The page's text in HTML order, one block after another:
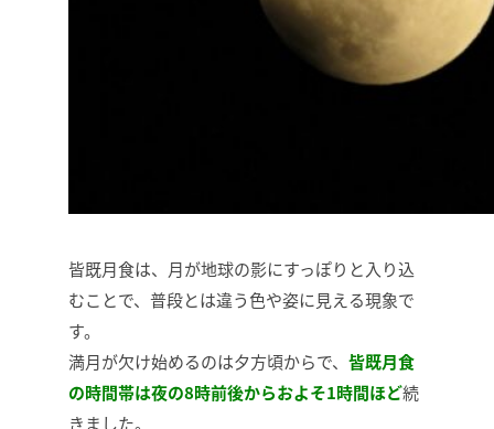
皆既月食は、月が地球の影にすっぽりと入り込
むことで、普段とは違う色や姿に見える現象で
す。
満月が欠け始めるのは夕方頃からで、 皆既月食
の時間帯は夜の8時前後からおよそ1時間ほど続
きました。